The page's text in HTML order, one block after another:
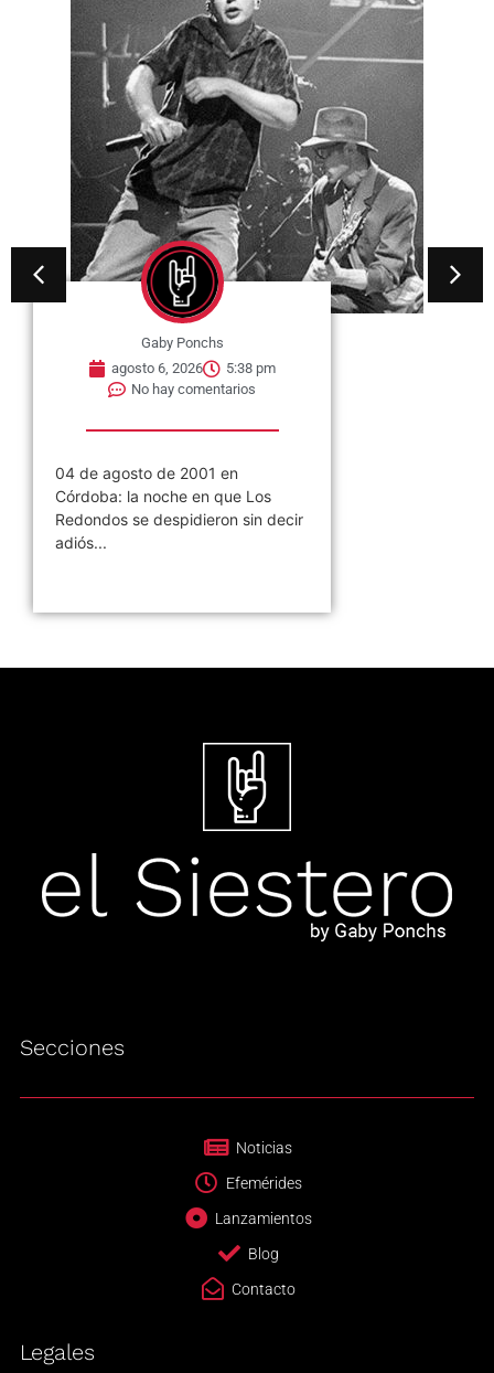
Gaby Ponchs
agosto 6, 2026
5:38 pm
No hay comentarios
04 de agosto de 2001 en
Córdoba: la noche en que Los
Redondos se despidieron sin decir
adiós...
Secciones
Noticias
Efemérides
Lanzamientos
Blog
Contacto
Legales